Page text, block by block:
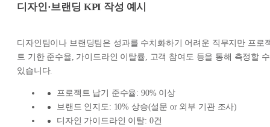
디자인·브랜딩 KPI 작성 예시
디자인팀이나 브랜딩팀은 성과를 수치화하기 어려운 직무지만 프로
트 기한 준수율, 가이드라인 이탈률, 고객 참여도 등을 통해 측정할 수
있습니다.
프로젝트 납기 준수율: 90% 이상
브랜드 인지도: 10% 상승(설문 or 외부 기관 조사)
디자인 가이드라인 이탈: 0건